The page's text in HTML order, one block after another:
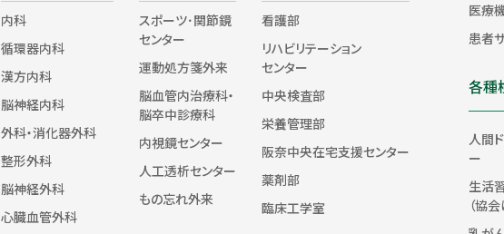
内科
循環器内科
漢方内科
脳神経内科
外科・消化器外科
整形外科
脳神経外科
心臓血管外科
スポーツ･関節鏡
センター
運動処方箋外来
脳血管内治療科・
脳卒中診療科
内視鏡センター
人工透析センター
もの忘れ外来
看護部
リハビリテーション
センター
中央検査部
栄養管理部
阪奈中央在宅支援センター
薬剤部
臨床工学室
医療
患者
各種
人間
ー
生活
（協